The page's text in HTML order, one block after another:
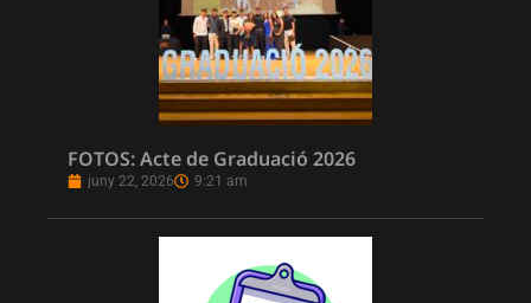
FOTOS: Acte de Graduació 2026
juny 22, 2026 9:21 am